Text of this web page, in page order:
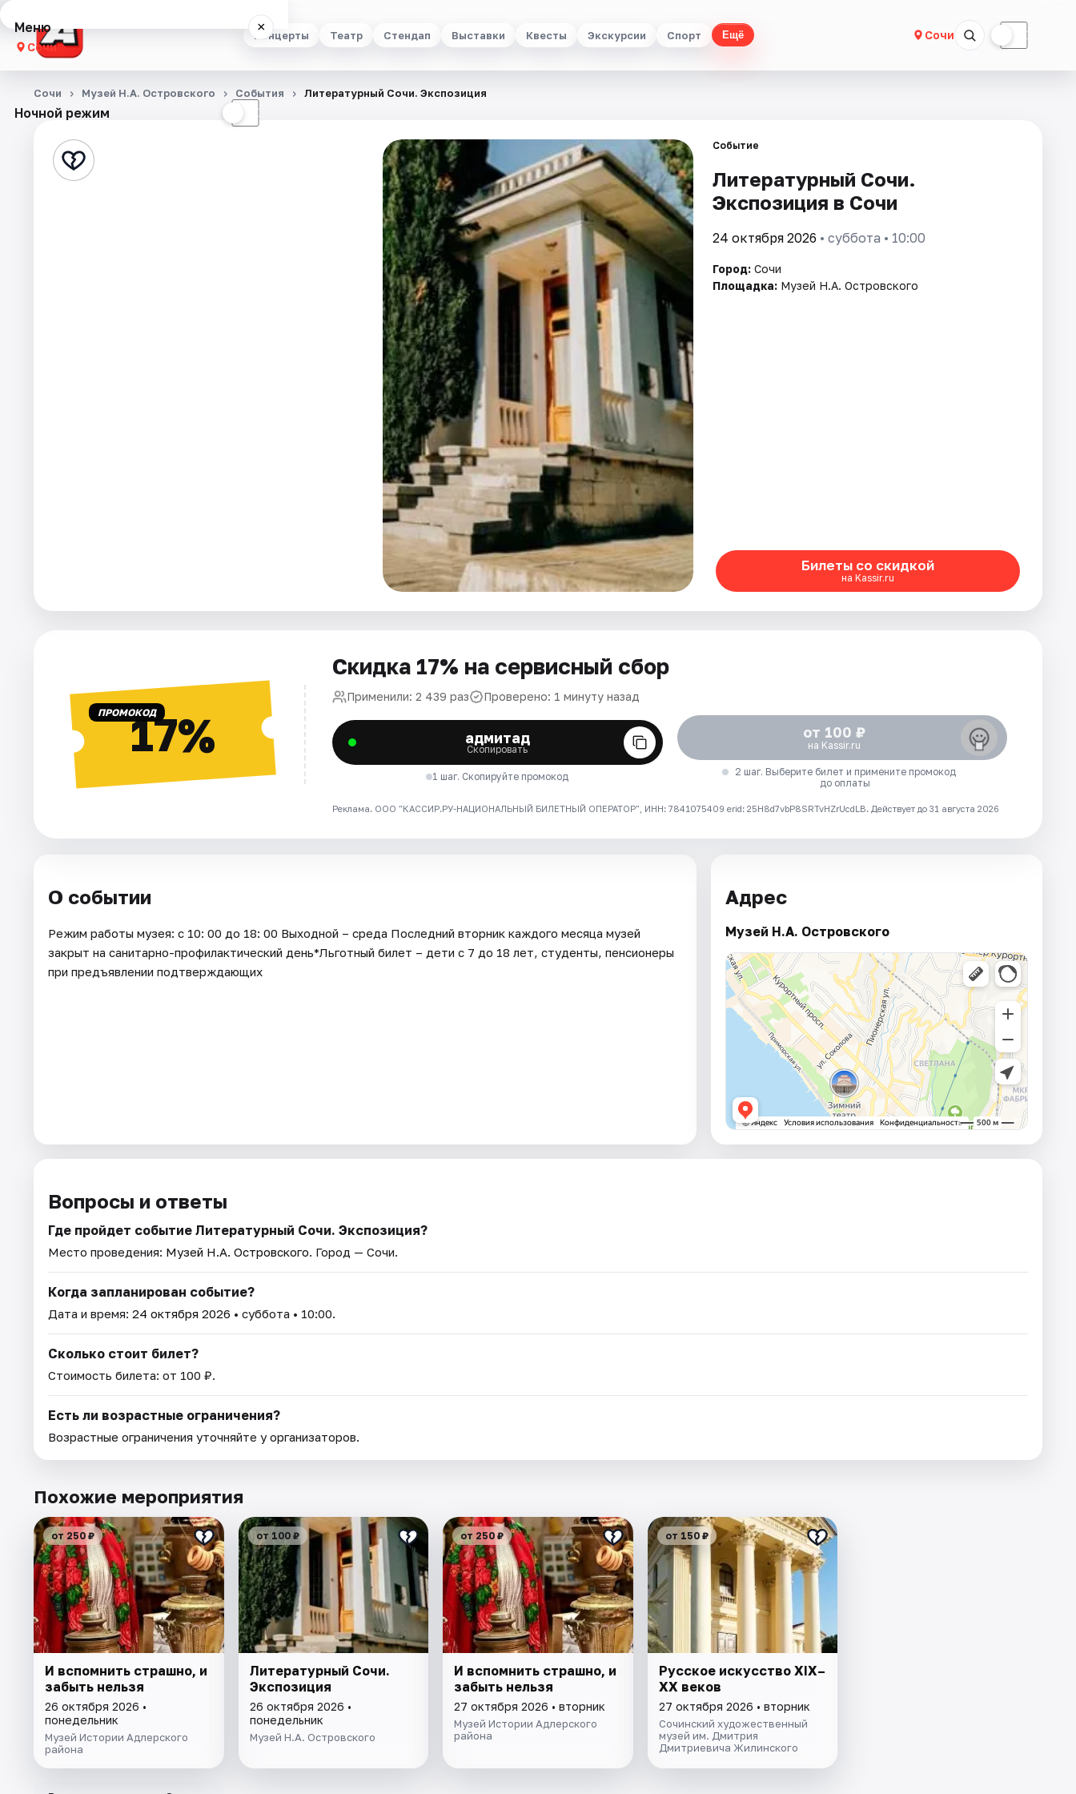
Концерты Театр Стендап Выставки Квесты Экскурсии Спорт Ещё Сочи ☾
Меню ×
Сочи
Концерты
Стендап
Ночной режим ☾
Сочи Музей Н.А. Островского События Литературный Сочи. Экспозиция
Событие
Литературный Сочи.
Экспозиция в Сочи
24 октября 2026 • суббота • 10:00
Город: Сочи
Площадка: Музей Н.А. Островского
Билеты со скидкой
на Kassir.ru
ПРОМОКОД17%
Скидка 17% на сервисный сбор
Применили: 2 439 раз Проверено: 1 минуту назад
адмитад
Скопировать
1 шаг. Скопируйте промокод
от 100 ₽
на Kassir.ru
2 шаг. Выберите билет и примените промокод
до оплаты
Реклама. ООО "КАССИР.РУ-НАЦИОНАЛЬНЫЙ БИЛЕТНЫЙ ОПЕРАТОР", ИНН: 7841075409 erid: 25H8d7vbP8SRTvHZrUcdLB. Действует до 31 августа 2026
О событии
Режим работы музея: с 10: 00 до 18: 00 Выходной – среда Последний вторник каждого месяца музей
закрыт на санитарно-профилактический день*Льготный билет – дети с 7 до 18 лет, студенты, пенсионеры
при предъявлении подтверждающих
Адрес
Музей Н.А. Островского
Вопросы и ответы
Где пройдет событие Литературный Сочи. Экспозиция?
Место проведения: Музей Н.А. Островского. Город — Сочи.
Когда запланирован событие?
Дата и время: 24 октября 2026 • суббота • 10:00.
Сколько стоит билет?
Стоимость билета: от 100 ₽.
Есть ли возрастные ограничения?
Возрастные ограничения уточняйте у организаторов.
Похожие мероприятия
от 250 ₽
И вспомнить страшно, и
забыть нельзя
26 октября 2026 •
понедельник
Музей Истории Адлерского
района
от 100 ₽
Литературный Сочи.
Экспозиция
26 октября 2026 •
понедельник
Музей Н.А. Островского
от 250 ₽
И вспомнить страшно, и
забыть нельзя
27 октября 2026 • вторник
Музей Истории Адлерского
района
от 150 ₽
Русское искусство XIX–
XX веков
27 октября 2026 • вторник
Сочинский художественный
музей им. Дмитрия
Дмитриевича Жилинского